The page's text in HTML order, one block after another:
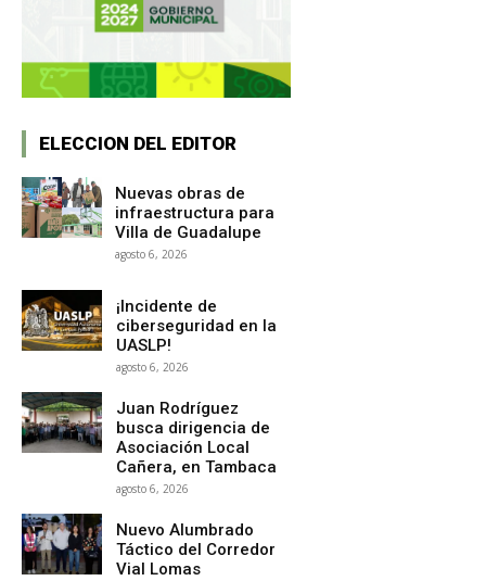
ELECCION DEL EDITOR
Nuevas obras de
infraestructura para
Villa de Guadalupe
agosto 6, 2026
¡Incidente de
ciberseguridad en la
UASLP!
agosto 6, 2026
Juan Rodríguez
busca dirigencia de
Asociación Local
Cañera, en Tambaca
agosto 6, 2026
Nuevo Alumbrado
Táctico del Corredor
Vial Lomas